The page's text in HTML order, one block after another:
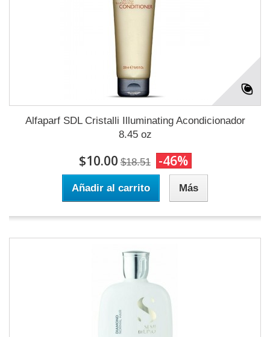
Alfaparf SDL Cristalli Illuminating Acondicionador
8.45 oz
$10.00 $18.51 -46%
Añadir al carrito Más